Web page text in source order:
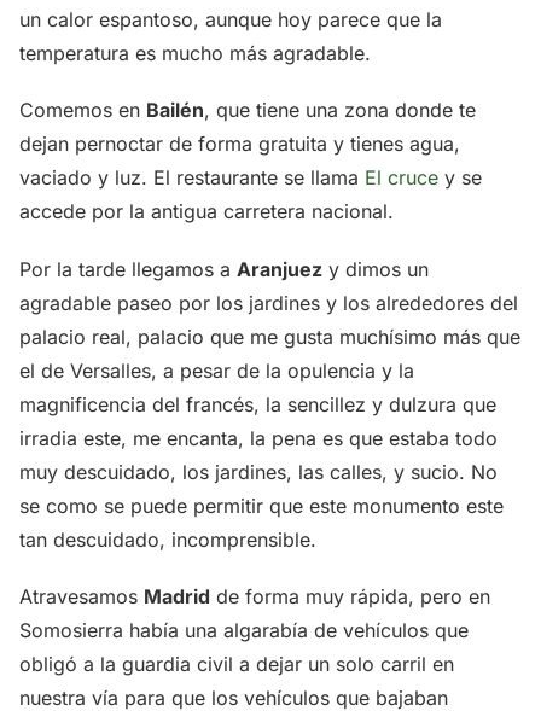
un calor espantoso, aunque hoy parece que la
temperatura es mucho más agradable.
Comemos en Bailén, que tiene una zona donde te
dejan pernoctar de forma gratuita y tienes agua,
vaciado y luz. El restaurante se llama El cruce y se
accede por la antigua carretera nacional.
Por la tarde llegamos a Aranjuez y dimos un
agradable paseo por los jardines y los alrededores del
palacio real, palacio que me gusta muchísimo más que
el de Versalles, a pesar de la opulencia y la
magnificencia del francés, la sencillez y dulzura que
irradia este, me encanta, la pena es que estaba todo
muy descuidado, los jardines, las calles, y sucio. No
se como se puede permitir que este monumento este
tan descuidado, incomprensible.
Atravesamos Madrid de forma muy rápida, pero en
Somosierra había una algarabía de vehículos que
obligó a la guardia civil a dejar un solo carril en
nuestra vía para que los vehículos que bajaban